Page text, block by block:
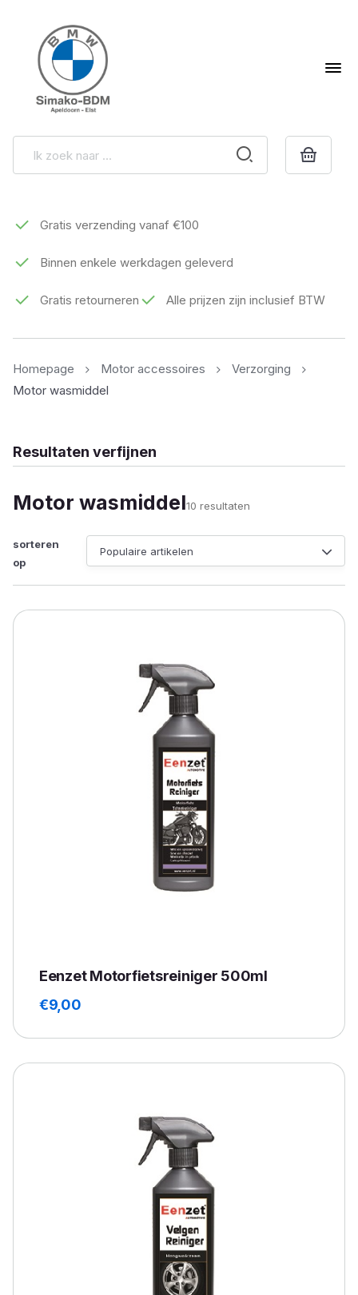
Gratis verzending vanaf €100
Binnen enkele werkdagen geleverd
Gratis retourneren Alle prijzen zijn inclusief BTW
Homepage Motor accessoires
Verzorging
Motor wasmiddel
Motor wasmiddel10 resultaten
sorteren
op
Eenzet Motorfietsreiniger 500ml
€9,00
Resultaten verfijnen